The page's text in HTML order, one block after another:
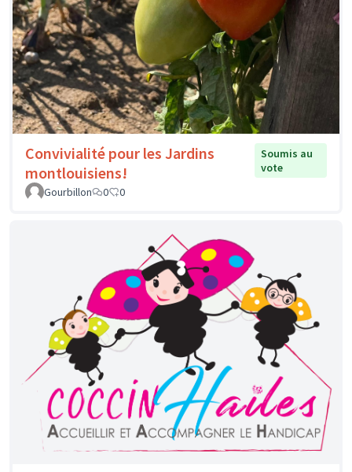
Convivialité pour les Jardins
montlouisiens!
Soumis au
vote
Gourbillon
0 0